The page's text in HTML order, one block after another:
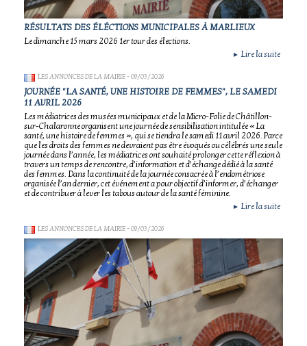
RÉSULTATS DES ÉLÉCTIONS MUNICIPALES À MARLIEUX
Le dimanche 15 mars 2026 1er tour des élections.
► Lire la suite
LES ANNONCES DE LA MAIRIE- 09/03/2026
JOURNÉE "LA SANTÉ, UNE HISTOIRE DE FEMMES", LE SAMEDI
11 AVRIL 2026
Les médiatrices des musées municipaux et de la Micro-Folie de Châtillon-
sur-Chalaronne organisent une journée de sensibilisation intitulée « La
santé, une histoire de femmes », qui se tiendra le samedi 11 avril 2026. Parce
que les droits des femmes ne devraient pas être évoqués ou célébrés une seule
journée dans l’année, les médiatrices ont souhaité prolonger cette réflexion à
travers un temps de rencontre, d’information et d’échange dédié à la santé
des femmes. Dans la continuité de la journée consacrée à l’endométriose
organisée l’an dernier, cet événement a pour objectif d’informer, d’échanger
et de contribuer à lever les tabous autour de la santé féminine.
► Lire la suite
LES ANNONCES DE LA MAIRIE- 09/03/2026